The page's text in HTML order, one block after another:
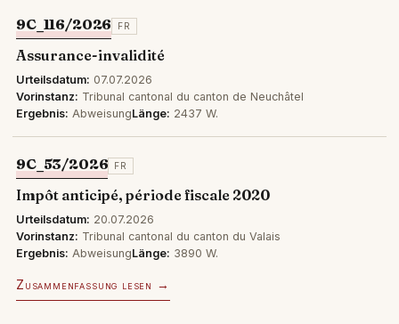
9C_116/2026 FR
Assurance-invalidité
Urteilsdatum: 07.07.2026
Vorinstanz: Tribunal cantonal du canton de Neuchâtel
Ergebnis: AbweisungLänge: 2437 W.
9C_53/2026 FR
Impôt anticipé, période fiscale 2020
Urteilsdatum: 20.07.2026
Vorinstanz: Tribunal cantonal du canton du Valais
Ergebnis: AbweisungLänge: 3890 W.
Zusammenfassung lesen →